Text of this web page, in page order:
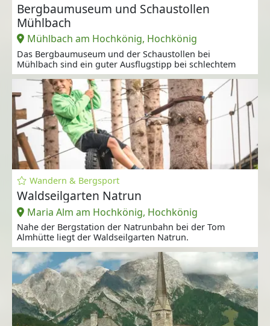
Bergbaumuseum und Schaustollen
Mühlbach
Mühlbach am Hochkönig, Hochkönig
Das Bergbaumuseum und der Schaustollen bei
Mühlbach sind ein guter Ausflugstipp bei schlechtem
Wandern & Bergsport
Waldseilgarten Natrun
Maria Alm am Hochkönig, Hochkönig
Nahe der Bergstation der Natrunbahn bei der Tom
Almhütte liegt der Waldseilgarten Natrun.